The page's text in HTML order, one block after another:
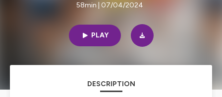
58min | 07/04/2024
PLAY
DESCRIPTION